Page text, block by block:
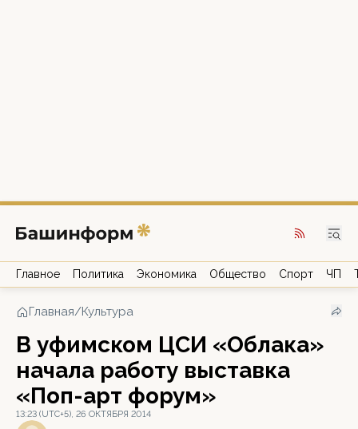
Главное Политика Экономика Общество Спорт ЧП
Главная/Культура
В уфимском ЦСИ «Облака»
начала работу выставка
«Поп-арт форум»
13:23 (UTC+5), 26 ОКТЯБРЯ 2014